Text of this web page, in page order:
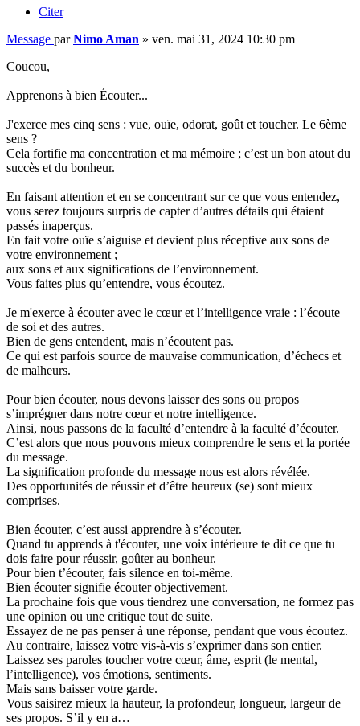
Citer
Message parNimo Aman » ven. mai 31, 2024 10:30 pm
Coucou,
Apprenons à bien Écouter...
J'exerce mes cinq sens : vue, ouïe, odorat, goût et toucher. Le 6ème
sens ?
Cela fortifie ma concentration et ma mémoire ; c’est un bon atout du
succès et du bonheur.
En faisant attention et en se concentrant sur ce que vous entendez,
vous serez toujours surpris de capter d’autres détails qui étaient
passés inaperçus.
En fait votre ouïe s’aiguise et devient plus réceptive aux sons de
votre environnement ;
aux sons et aux significations de l’environnement.
Vous faites plus qu’entendre, vous écoutez.
Je m'exerce à écouter avec le cœur et l’intelligence vraie : l’écoute
de soi et des autres.
Bien de gens entendent, mais n’écoutent pas.
Ce qui est parfois source de mauvaise communication, d’échecs et
de malheurs.
Pour bien écouter, nous devons laisser des sons ou propos
s’imprégner dans notre cœur et notre intelligence.
Ainsi, nous passons de la faculté d’entendre à la faculté d’écouter.
C’est alors que nous pouvons mieux comprendre le sens et la portée
du message.
La signification profonde du message nous est alors révélée.
Des opportunités de réussir et d’être heureux (se) sont mieux
comprises.
Bien écouter, c’est aussi apprendre à s’écouter.
Quand tu apprends à t'écouter, une voix intérieure te dit ce que tu
dois faire pour réussir, goûter au bonheur.
Pour bien t’écouter, fais silence en toi-même.
Bien écouter signifie écouter objectivement.
La prochaine fois que vous tiendrez une conversation, ne formez pas
une opinion ou une critique tout de suite.
Essayez de ne pas penser à une réponse, pendant que vous écoutez.
Au contraire, laissez votre vis-à-vis s’exprimer dans son entier.
Laissez ses paroles toucher votre cœur, âme, esprit (le mental,
l’intelligence), vos émotions, sentiments.
Mais sans baisser votre garde.
Vous saisirez mieux la hauteur, la profondeur, longueur, largeur de
ses propos. S’il y en a…